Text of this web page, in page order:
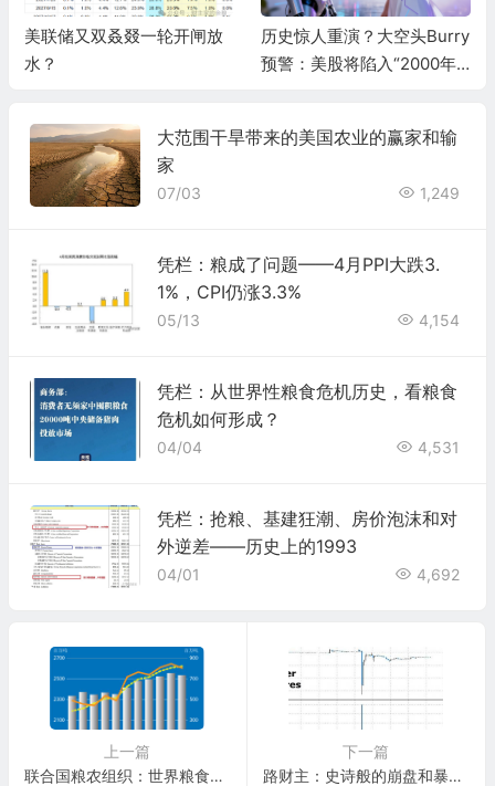
美联储又双叒叕一轮开闸放
水？
历史惊人重演？大空头Burry
预警：美股将陷入“2000年
大范围干旱带来的美国农业的赢家和输
家
07/03 1,249
凭栏：粮成了问题——4月PPI大跌3.
1%，CPI仍涨3.3%
05/13 4,154
凭栏：从世界性粮食危机历史，看粮食
危机如何形成？
04/04 4,531
凭栏：抢粮、基建狂潮、房价泡沫和对
外逆差——历史上的1993
04/01 4,692
上一篇
联合国粮农组织：世界粮食形势（2017-2018）
下一篇
路财主：史诗般的崩盘和暴跌，白银怎么了？